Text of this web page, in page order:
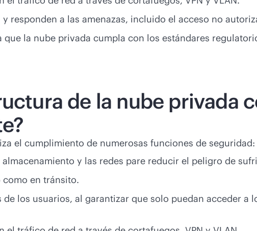
responden a las amenazas, incluido el acceso no
la nube privada cumpla con los estándares
de la nube privada
el cumplimiento de numerosas funciones de seguridad:
y las redes pare reducir el peligro de
en tránsito.
los usuarios, al garantizar que solo puedan acceder a